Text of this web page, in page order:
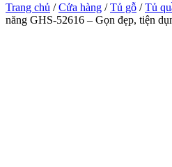
Trang chủ /Cửa hàng /Tủ gỗ /Tủ
năng GHS-52616 – Gọn đẹp, tiện